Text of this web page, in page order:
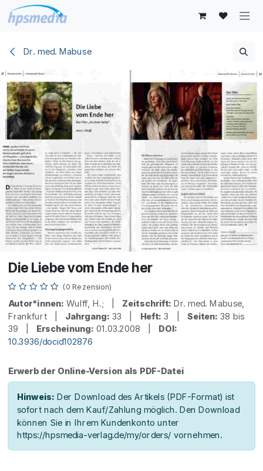
Zum Inhalt springen
Dr. med. Mabuse
Die Liebe vom Ende her
(0 Rezension)
Autor*innen: Wulff, H.; | Zeitschrift: Dr. med. Mabuse,
Frankfurt | Jahrgang: 33 | Heft: 3 | Seiten: 38 bis
39 | Erscheinung: 01.03.2008 | DOI:
10.3936/docid102876
Erwerb der Online-Version als PDF-Datei
Hinweis: Der Download des Artikels (PDF-Format) ist
sofort nach dem Kauf/Zahlung möglich. Den Download
können Sie in Ihrem Kundenkonto unter
https://hpsmedia-verlag.de/my/orders/ vornehmen.